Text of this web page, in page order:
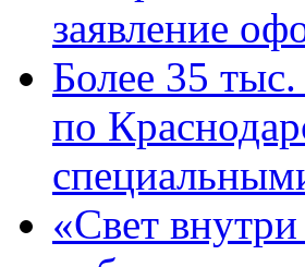
заявление
Более 35
по
«Свет